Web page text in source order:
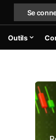
Se
Outils